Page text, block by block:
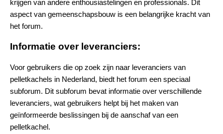
krijgen van andere enthousiastelingen en professionals. Dit
aspect van gemeenschapsbouw is een belangrijke kracht van
het forum.
Informatie over leveranciers:
Voor gebruikers die op zoek zijn naar leveranciers van
pelletkachels in Nederland, biedt het forum een speciaal
subforum. Dit subforum bevat informatie over verschillende
leveranciers, wat gebruikers helpt bij het maken van
geïnformeerde beslissingen bij de aanschaf van een
pelletkachel.